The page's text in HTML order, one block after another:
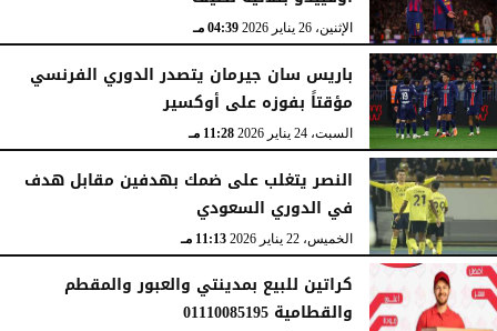
الإثنين، 26 يناير 2026 04:39 مـ
باريس سان جيرمان يتصدر الدوري الفرنسي
مؤقتاً بفوزه على أوكسير
السبت، 24 يناير 2026 11:28 مـ
النصر يتغلب على ضمك بهدفين مقابل هدف
في الدوري السعودي
الخميس، 22 يناير 2026 11:13 مـ
كراتين للبيع بمدينتي والعبور والمقطم
والقطامية 01110085195